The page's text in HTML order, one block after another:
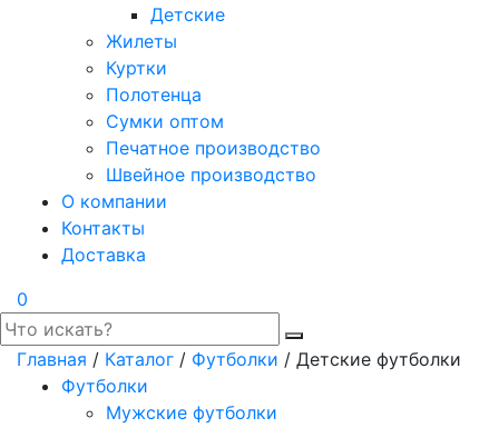
Детские
Жилеты
Куртки
Полотенца
Сумки оптом
Печатное производство
Швейное производство
О компании
Контакты
Доставка
0
Главная / Каталог / Футболки / Детские футболки
Футболки
Мужские футболки